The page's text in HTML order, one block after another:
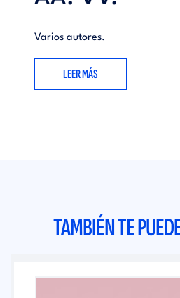
Varios autores.
LEER MÁS
TAMBIÉN TE